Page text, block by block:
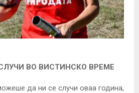
ВО ВИСТИНСКО ВРЕМЕ
да ни се случи оваа година,